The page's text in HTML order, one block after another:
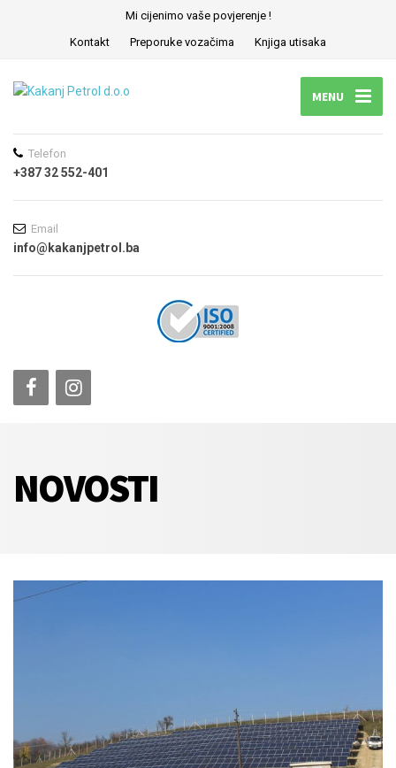
Mi cijenimo vaše povjerenje !
Kontakt
Preporuke vozačima Knjiga utisaka
MENU
Telefon
+387 32 552-401
Email
info@kakanjpetrol.ba
NOVOSTI